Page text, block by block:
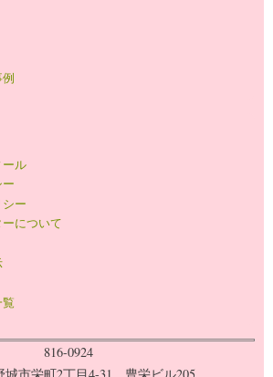
external)
ル
ー
について
816-0924
城市栄町2丁目4-31 豊栄ビル205